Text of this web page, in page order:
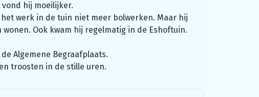
hij moeilijker.
werk in de tuin niet meer bolwerken. Maar hij
Ook kwam hij regelmatig in de Eshoftuin.
Algemene Begraafplaats.
troosten in de stille uren.